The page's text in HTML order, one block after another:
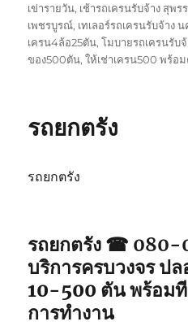
เข่ารายวัน, เช้ารถเครนรับจ้าง สุพ
เพชรบูรณ์, เทเลอร์รถเครนรับจ้าง
เครน4ล้อ25ตัน,โมบายรถเครนรับ
ของ500ตัน,ให้เช่าเครน500 พร้อ
รถยกตรัง
รถยกตรัง
รถยกตรัง ☎
บริการครบวงจร ป
10-500 ตัน พร้อม
การทำงาน